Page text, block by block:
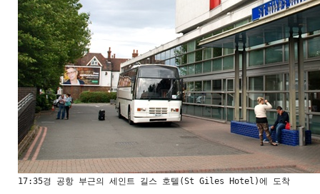
17:35경 공항 부근의 세인트 길스 호텔(St Giles Hotel)에 도착